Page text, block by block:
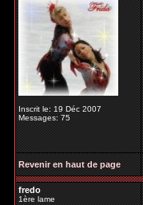
Inscrit le: 19 Déc 2007
Messages: 75
Revenir en haut de page
fredo
1ère lame